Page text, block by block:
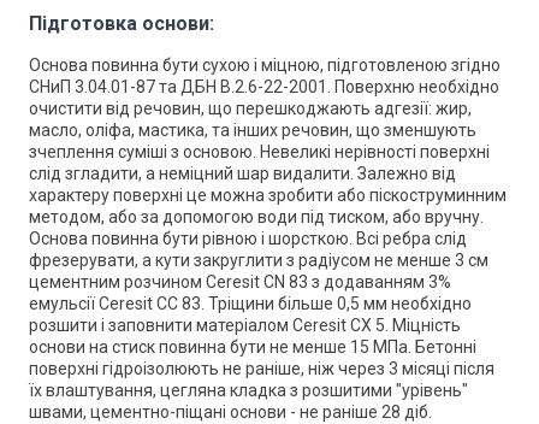
Підготовка основи:
Основа повинна бути сухою і міцною, підготовленою згідно
СНиП 3.04.01-87 та ДБН В.2.6-22-2001. Поверхню необхідно
очистити від речовин, що перешкоджають адгезії: жир,
масло, оліфа, мастика, та інших речовин, що зменшують
зчеплення суміші з основою. Невеликі нерівності поверхні
слід згладити, а неміцний шар видалити. Залежно від
характеру поверхні це можна зробити або піскоструминним
методом, або за допомогою води під тиском, або вручну.
Основа повинна бути рівною і шорсткою. Всі ребра слід
фрезерувати, а кути закруглити з радіусом не менше 3 см
цементним розчином Ceresit СN 83 з додаванням 3%
емульсії Ceresit СС 83. Тріщини більше 0,5 мм необхідно
розшити і заповнити матеріалом Ceresit СХ 5. Міцність
основи на стиск повинна бути не менше 15 МПа. Бетонні
поверхні гідроізолюють не раніше, ніж через 3 місяці після
їх влаштування, цегляна кладка з розшитими "урівень"
швами, цементно-піщані основи - не раніше 28 діб.